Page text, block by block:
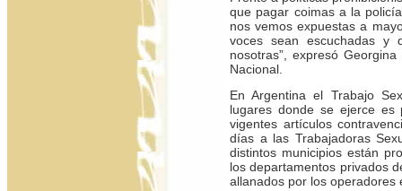
que pagar coimas a la
nos vemos expuestas a
voces sean escuchadas y
nosotras”, expresó
Nacional.
En Argentina el Trabajo
lugares donde se ejerce es
vigentes artículos
días a las Trabajadoras
distintos municipios están
los departamentos privados
allanados por los operadores